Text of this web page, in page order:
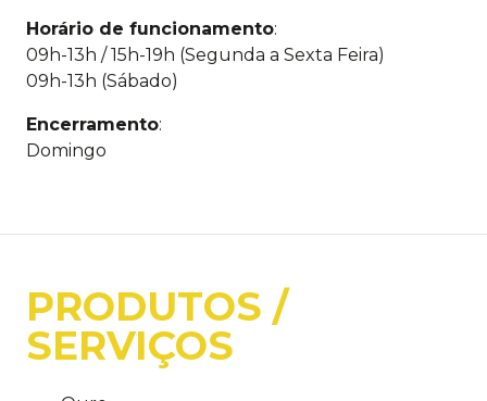
Horário de funcionamento:
09h-13h / 15h-19h (Segunda a Sexta Feira)
09h-13h (Sábado)
Encerramento:
Domingo
PRODUTOS /
SERVIÇOS